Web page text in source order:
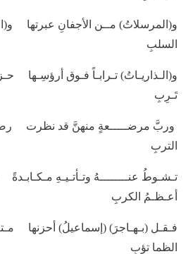
و(المرسلاتُ) مــن الأجفانِ عبرتها
السلبِ
و(الـذاريـاتُ) تـرابـاً فـوق أرؤسِـها
تَـرِبِ
وربَّ مرضـــــعةٍ منهنَّ قد نظرت
التربِ
تـشـوطُ عنــــــــهُ وتـأتـيـهِ
أعـظـمُ الكربِ
فـقـل (بـهـاجرَ) (إسماعيلُ) أحزنها
الظما تؤبِ